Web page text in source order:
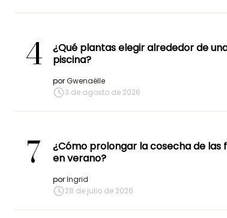
4
¿Qué plantas elegir alrededor de
piscina?
porGwenaëlle
3 de agosto de 2026
7
¿Cómo prolongar la cosecha de las
en verano?
porIngrid
28 de julio de 2026